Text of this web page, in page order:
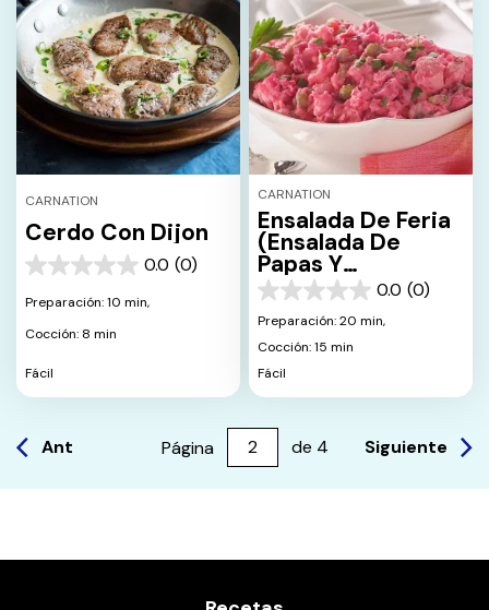
CARNATION
Cerdo Con Dijon
0.0 (0)
0.0
de
5
estrellas.
Preparación: 10 min,
Cocción: 8 min
Fácil
CARNATION
Ensalada De Feria
(Ensalada De
Papas Y
Remolachas)
0.0 (0)
0.0
de
estrellas.
Preparación: 20 min,
Cocción: 15 min
Fácil
Ant Página de 4 Siguiente